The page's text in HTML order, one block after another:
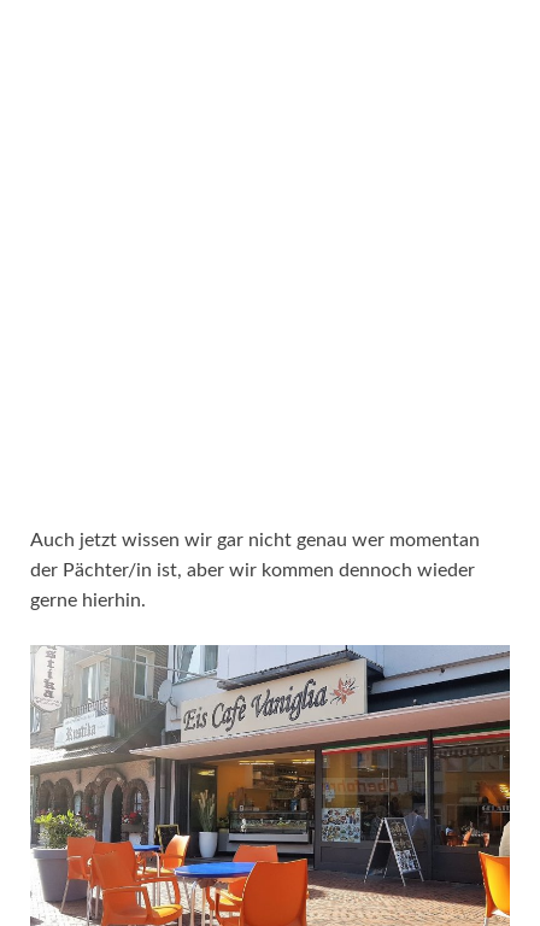
Auch jetzt wissen wir gar nicht genau wer momentan
der Pächter/in ist, aber wir kommen dennoch wieder
gerne hierhin.